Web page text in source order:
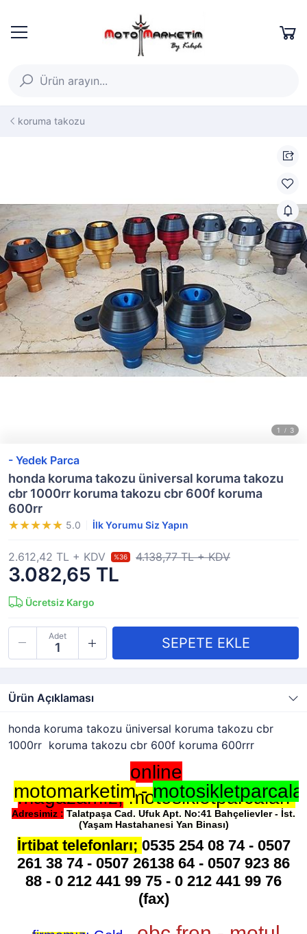
koruma takozu
- Yedek Parca
honda koruma takozu üniversal koruma takozu
cbr 1000rr koruma takozu cbr 600f koruma
600rr
5.0 İlk Yorumu Siz Yapın
3.082,65 TL
2.612,42 TL + KDV %36 4.138,77 TL + KDV
Ücretsiz Kargo
Adet
Ürün Açıklaması
honda koruma takozu üniversal koruma takozu cbr
1000rr koruma takozu cbr 600f koruma 600rrr
online
mağazamız;motosikletparcalari
motomarketim-
Adresimiz : Talatpaşa Cad. Ufuk Apt. No:41 Bahçelievler - İst.
(Yaşam Hastahanesi Yan Binası)
İrtibat telefonları; 0535 254 08 74 - 0507
261 38 74 - 0507 26138 64 - 0507 923 86
88 - 0 212 441 99 75 - 0 212 441 99 76
(fax)